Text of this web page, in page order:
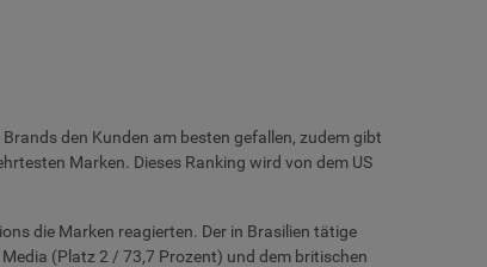
den Kunden am besten gefallen, zudem gibt
Marken. Dieses Ranking wird von dem US
die Marken reagierten. Der in Brasilien tätige
(Platz 2 / 73,7 Prozent) und dem britischen